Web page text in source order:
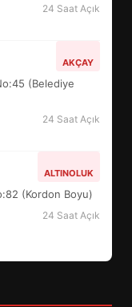
24 Saat Açık
AKÇAY
(Belediye
24 Saat Açık
ALTINOLUK
(Kordon Boyu)
24 Saat Açık
ULAŞIM